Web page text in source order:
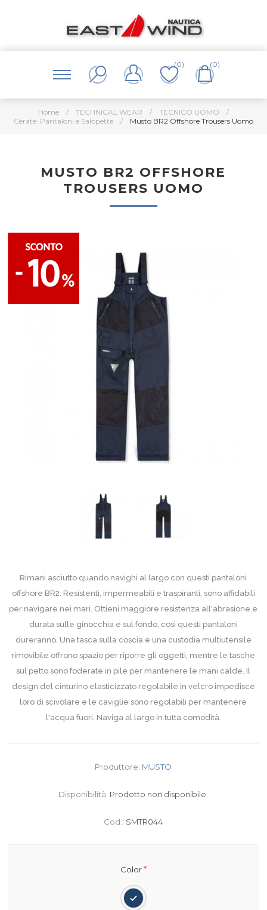
(0) (0)
Home / TECHNICAL WEAR / TECNICO UOMO
/
Cerate: Pantaloni e Salopette
/ Musto BR2 Offshore Trousers Uomo
MUSTO BR2 OFFSHORE
TROUSERS UOMO
Rimani asciutto quando navighi al largo con questi pantaloni
offshore BR2. Resistenti, impermeabili e traspiranti, sono affidabili
per navigare nei mari. Ottieni maggiore resistenza all'abrasione e
durata sulle ginocchia e sul fondo, così questi pantaloni
dureranno. Una tasca sulla coscia e una custodia multiutensile
rimovibile offrono spazio per riporre gli oggetti, mentre le tasche
sul petto sono foderate in pile per mantenere le mani calde. Il
design del cinturino elasticizzato regolabile in velcro impedisce
loro di scivolare e le caviglie sono regolabili per mantenere
l'acqua fuori. Naviga al largo in tutta comodità.
Produttore: MUSTO
Disponibilità: Prodotto non disponibile.
Cod.: SMTR044
Color*